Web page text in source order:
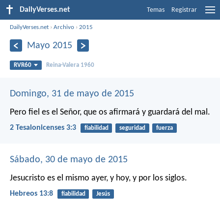
DailyVerses.net Temas Registrar
DailyVerses.net ›Archivo ›2015
Mayo 2015
RVR60 Reina-Valera 1960
Domingo, 31 de mayo de 2015
Pero fiel es el Señor, que os afirmará y guardará del mal.
2 Tesalonicenses 3:3 fiabilidad seguridad fuerza
Sábado, 30 de mayo de 2015
Jesucristo es el mismo ayer, y hoy, y por los siglos.
Hebreos 13:8 fiabilidad Jesús